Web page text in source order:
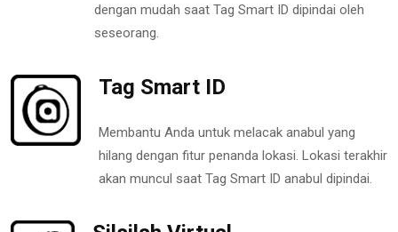
dengan mudah saat Tag Smart ID dipindai oleh
seseorang.
Tag Smart ID
Membantu Anda untuk melacak anabul yang
hilang dengan fitur penanda lokasi. Lokasi terakhir
akan muncul saat Tag Smart ID anabul dipindai.